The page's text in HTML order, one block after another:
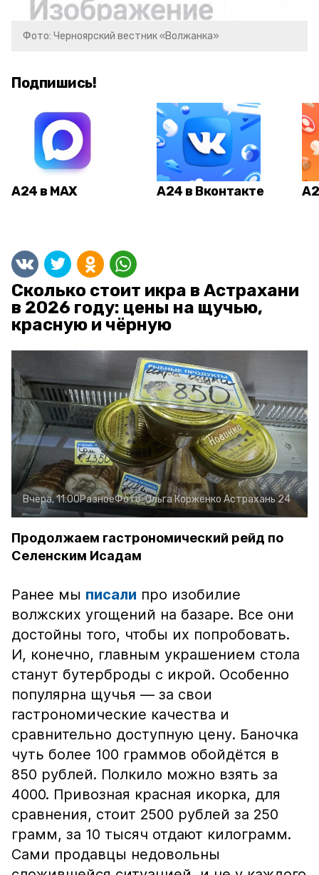
Фото: Черноярский вестник «Волжанка»
Подпишись!
А24 в MAX А24 в Вконтакте
Сколько стоит икра в Астрахани
в 2026 году: цены на щучью,
красную и чёрную
Вчера, 11:00РазноеФото:Ольга Корженко Астрахань 24
Продолжаем гастрономический рейд по
Селенским Исадам
Ранее мы писали про изобилие
волжских угощений на базаре. Все они
достойны того, чтобы их попробовать.
И, конечно, главным украшением стола
станут бутерброды с икрой. Особенно
популярна щучья — за свои
гастрономические качества и
сравнительно доступную цену. Баночка
чуть более 100 граммов обойдётся в
850 рублей. Полкило можно взять за
4000. Привозная красная икорка, для
сравнения, стоит 2500 рублей за 250
грамм, за 10 тысяч отдают килограмм.
Сами продавцы недовольны